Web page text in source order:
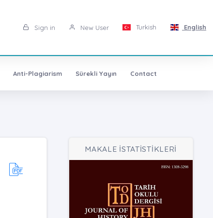
Sign in New User Turkish English
Anti-Plagiarism Sürekli Yayın Contact
MAKALE İSTATİSTİKLERİ